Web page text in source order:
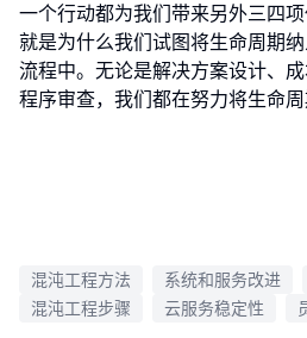
一个行动都为我们带来另外三四
就是为什么我们试图将生命周期
流程中。无论是解决方案设计、
程序审查，我们都在努力将生命周
混沌工程方法 系统和服务改进
混沌工程步骤
云服务稳定性